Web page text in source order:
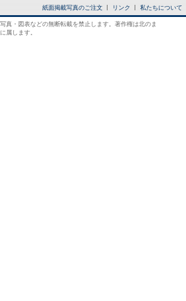
紙面掲載写真のご注文 リンク 私たちについて
真・図表などの無断転載を禁止します。著作権は北のま
属します。